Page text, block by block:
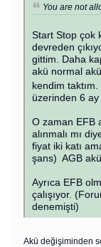
You are not
Start Stop çok
devreden
gittim. Daha
akü normal
kendim
üzerinden 6 ay
O zaman EFB
alınmalı mı
fiyat iki katı
şans) AGB
Ayrıca EFB
çalışıyor.
denemişti)
Akü değişiminden